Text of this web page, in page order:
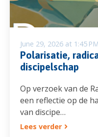
June 29, 2026 at 1:45 PM
Polarisatie,
discipelschap
Op verzoek van de
een reflectie op de
van discipe…
Lees verder